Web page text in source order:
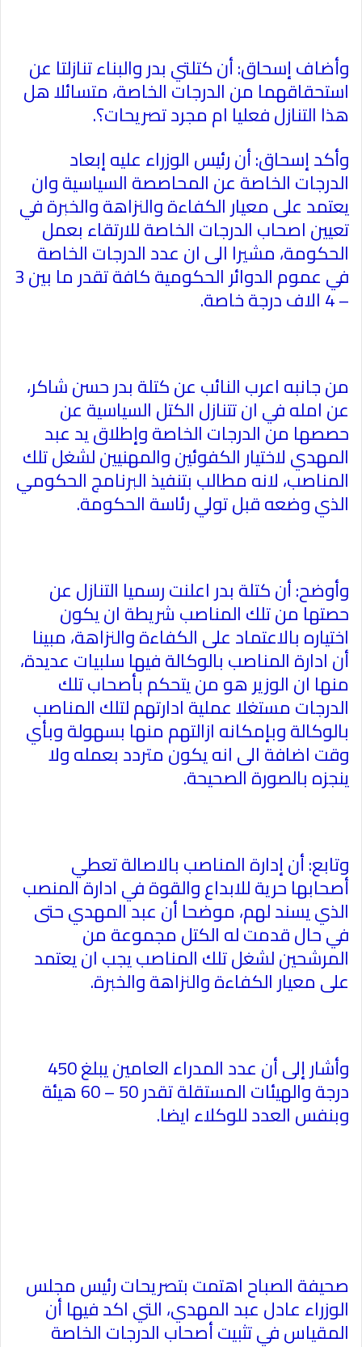
وأضاف إسحاق: أن كتلتي بدر والبناء تنازلتا عن
استحقاقهما من الدرجات الخاصة، متسائلا هل
هذا التنازل فعليا ام مجرد تصريحات؟.
وأكد إسحاق: أن رئيس الوزراء عليه إبعاد
الدرجات الخاصة عن المحاصصة السياسية وان
يعتمد على معيار الكفاءة والنزاهة والخبرة في
تعيين اصحاب الدرجات الخاصة للارتقاء بعمل
الحكومة، مشيرا الى ان عدد الدرجات الخاصة
في عموم الدوائر الحكومية كافة تقدر ما بين 3
– 4 الاف درجة خاصة .
من جانبه اعرب النائب عن كتلة بدر حسن شاكر،
عن امله في ان تتنازل الكتل السياسية عن
حصصها من الدرجات الخاصة وإطلاق يد عبد
المهدي لاختيار الكفوئين والمهنيين لشغل تلك
المناصب، لانه مطالب بتنفيذ البرنامج الحكومي
الذي وضعه قبل تولي رئاسة الحكومة.
وأوضح: أن كتلة بدر اعلنت رسميا التنازل عن
حصتها من تلك المناصب شريطة ان يكون
اختياره بالاعتماد على الكفاءة والنزاهة، مبينا
أن ادارة المناصب بالوكالة فيها سلبيات عديدة،
منها ان الوزير هو من يتحكم بأصحاب تلك
الدرجات مستغلا عملية ادارتهم لتلك المناصب
بالوكالة وبإمكانه ازالتهم منها بسهولة وبأي
وقت اضافة الى انه يكون متردد بعمله ولا
ينجزه بالصورة الصحيحة.
وتابع: أن إدارة المناصب بالاصالة تعطي
أصحابها حرية للابداع والقوة في ادارة المنصب
الذي يسند لهم، موضحا أن عبد المهدي حتى
في حال قدمت له الكتل مجموعة من
المرشحين لشغل تلك المناصب يجب ان يعتمد
على معيار الكفاءة والنزاهة والخبرة.
وأشار إلى أن عدد المدراء العامين يبلغ 450
درجة والهيئات المستقلة تقدر 50 – 60 هيئة
وبنفس العدد للوكلاء ايضا.
صحيفة الصباح اهتمت بتصريحات رئيس مجلس
الوزراء عادل عبد المهدي، التي اكد فيها أن
المقياس في تثبيت أصحاب الدرجات الخاصة